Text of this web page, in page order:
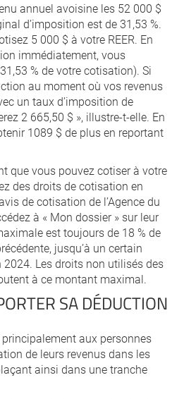
annuel avoisine les 52 000 $
d’imposition est de 31,53 %.
5 000 $ à votre REER. En
immédiatement, vous
% de votre cotisation). Si
au moment où vos revenus
un taux d’imposition de
2 665,50 $ », illustre-t-elle. En
1089 $ de plus en reportant
que vous pouvez cotiser à votre
des droits de cotisation en
de cotisation de l’Agence du
à « Mon dossier » sur leur
est toujours de 18 % de
jusqu’à un certain
Les droits non utilisés des
à ce montant maximal.
SA DÉDUCTION
principalement aux personnes
de leurs revenus dans les
ainsi dans une tranche